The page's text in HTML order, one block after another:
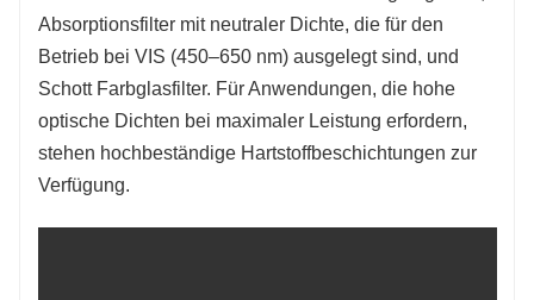
Absorptionsfilter mit neutraler Dichte, die für den
Betrieb bei VIS (450–650 nm) ausgelegt sind, und
Schott Farbglasfilter. Für Anwendungen, die hohe
optische Dichten bei maximaler Leistung erfordern,
stehen hochbeständige Hartstoffbeschichtungen zur
Verfügung.